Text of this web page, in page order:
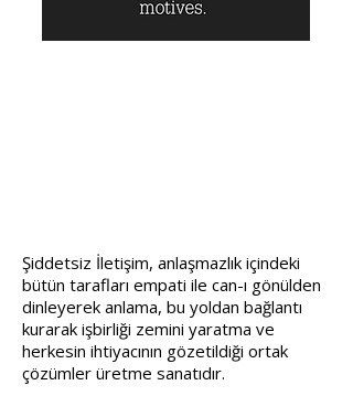
Şiddetsiz İletişim, anlaşmazlık içindeki
bütün tarafları empati ile can-ı gönülden
dinleyerek anlama, bu yoldan bağlantı
kurarak işbirliği zemini yaratma ve
herkesin ihtiyacının gözetildiği ortak
çözümler üretme sanatıdır.